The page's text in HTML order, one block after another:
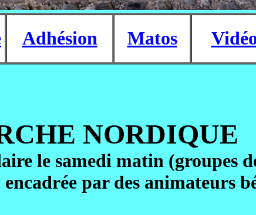
Adhésion Matos
NORDIQUE
le samedi matin (groupes
par des animateurs